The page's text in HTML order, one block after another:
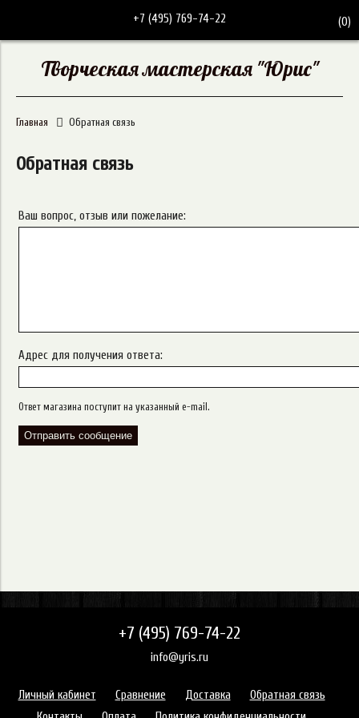
+7 (495) 769-74-22 (0)
Творческая мастерская "Юрис"
Главная Обратная связь
Обратная связь
Ваш вопрос, отзыв или пожелание:
Адрес для получения ответа:
Ответ магазина поступит на указанный e-mail.
+7 (495) 769-74-22
info@yris.ru
Личный кабинет Сравнение Доставка
Обратная связь